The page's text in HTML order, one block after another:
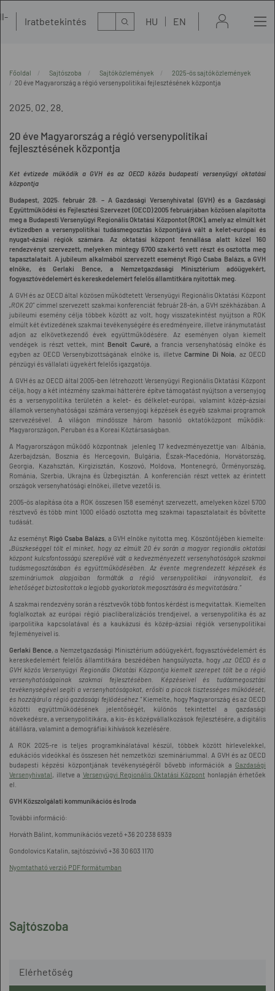
Iratbetekintés Kereső HU EN
Sajtószoba
Elérhetőség
Főoldal Sajtószoba Sajtóközlemények
2025-ös sajtóközlemények
20 éve Magyarország a régió versenypolitikai fejlesztésének központja
2025. 02. 28.
20 éve Magyarország a régió versenypolitikai
fejlesztésének központja
Két évtizede működik a GVH és az OECD közös budapesti versenyügyi oktatási
központja
Budapest, 2025. február 28. – A Gazdasági Versenyhivatal (GVH) és a Gazdasági
Együttműködési és Fejlesztési Szervezet (OECD) 2005 februárjában közösen alapította
meg a Budapesti Versenyügyi Regionális Oktatási Központot (ROK), amely az elmúlt két
évtizedben a versenypolitikai tudásmegosztás központjává vált a kelet-európai és
nyugat-ázsiai régiók számára. Az oktatási központ fennállása alatt közel 160
rendezvényt szervezett, melyeken mintegy 6700 szakértő vett részt és osztotta meg
tapasztalatait. A jubileum alkalmából szervezett eseményt Rigó Csaba Balázs, a GVH
elnöke, és Gerlaki Bence, a Nemzetgazdasági Minisztérium adóügyekért,
fogyasztóvédelemért és kereskedelemért felelős államtitkára nyitották meg.
A GVH és az OECD által közösen működtetett Versenyügyi Regionális Oktatási Központ
„ROK 20”címmel szervezett szakmai konferenciát február 28-án, a GVH székházában. A
jubileumi esemény célja többek között az volt, hogy visszatekintést nyújtson a ROK
elmúlt két évtizedének szakmai tevékenységére és eredményeire, illetve iránymutatást
adjon az elkövetkezendő évek együttműködésére. Az eseményen olyan kiemelt
vendégek is részt vettek, mint Benoît Cœuré, a francia versenyhatóság elnöke és
egyben az OECD Versenybizottságának elnöke is, illetveCarmine Di Noia, az OECD
pénzügyi és vállalati ügyekért felelős igazgatója.
A GVH és az OECD által 2005-ben létrehozott Versenyügyi Regionális Oktatási Központ
célja, hogy a két intézmény szakmai hátterére építve támogatást nyújtson a versenyjog
és a versenypolitika területén a kelet- és délkelet-európai, valamint közép-ázsiai
államok versenyhatóságai számára versenyjogi képzések és egyéb szakmai programok
szervezésével. A világon mindössze három hasonló oktatóközpont működik:
Magyarországon, Peruban és a Koreai Köztársaságban.
A Magyarországon működő központnak jelenleg 17 kedvezményezettje van: Albánia,
Azerbajdzsán, Bosznia és Hercegovin, Bulgária, Észak-Macedónia, Horvátország,
Georgia, Kazahsztán, Kirgizisztán, Koszovó, Moldova, Montenegró, Örményország,
Románia, Szerbia, Ukrajna és Üzbegisztán. A konferencián részt vettek az érintett
országok versenyhatósági elnökei, illetve vezetői is.
2005-ös alapítása óta a ROK összesen 158 eseményt szervezett, amelyeken közel 5700
résztvevő és több mint 1000 előadó osztotta meg szakmai tapasztalatait és bővítette
tudását.
Az eseményt Rigó Csaba Balázs, a GVH elnöke nyitotta meg. Köszöntőjében kiemelte:
„Büszkeséggel tölt el minket, hogy az elmúlt 20 év során a magyar regionális oktatási
központ kulcsfontosságú szereplővé vált a kedvezményezett versenyhatóságok szakmai
tudásmegosztásában és együttműködésében. Az évente megrendezett képzések és
szemináriumok alapjaiban formálták a régió versenypolitikai irányvonalait, és
lehetőséget biztosítottak a legjobb gyakorlatok megosztására és megvitatására.”
A szakmai rendezvény során a résztvevők több fontos kérdést is megvitattak. Kiemelten
foglalkoztak az európai régió piacliberalizációs trendjeivel, a versenypolitika és az
iparpolitika kapcsolatával és a kaukázusi és közép-ázsiai régiók versenypolitikai
fejleményeivel is.
Gerlaki Bence, a Nemzetgazdasági Minisztérium adóügyekért, fogyasztóvédelemért és
kereskedelemért felelős államtitkára beszédében hangsúlyozta, hogy „az OECD és a
GVH közös Versenyügyi Regionális Oktatási Központja kiemelt szerepet tölt be a régió
versenyhatóságainak szakmai fejlesztésében. Képzéseivel és tudásmegosztási
tevékenységével segíti a versenyhatóságokat, erősíti a piacok tisztességes működését,
és hozzájárul a régió gazdasági fejlődéséhez.”Kiemelte, hogy Magyarország és az OECD
közötti együttműködésének jelentőségét, különös tekintettel a gazdasági
növekedésre, a versenypolitikára, a kis- és középvállalkozások fejlesztésére, a digitális
átállásra, valamint a demográfiai kihívások kezelésére.
A ROK 2025-re is teljes programkínálatával készül, többek között hírlevelekkel,
edukációs videókkal és összesen hét nemzetközi szemináriummal. A GVH és az OECD
budapesti képzési központjának tevékenységéről bővebb információk a Gazdasági
Versenyhivatal, illetve a Versenyügyi Regionális Oktatási Központ honlapján érhetőek
el.
GVH Közszolgálati kommunikációs és Iroda
További információ:
Horváth Bálint, kommunikációs vezető +36 20 238 6939
Gondolovics Katalin, sajtószóvivő +36 30 603 1170
Nyomtatható verzió PDF formátumban